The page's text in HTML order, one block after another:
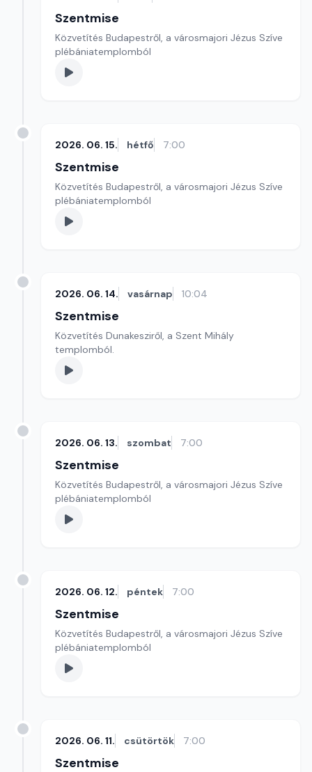
Szentmise
Közvetítés Budapestről, a városmajori Jézus Szíve
plébániatemplomból
2026. 06. 15. hétfő 7:00
Szentmise
Közvetítés Budapestről, a városmajori Jézus Szíve
plébániatemplomból
2026. 06. 14. vasárnap 10:04
Szentmise
Közvetítés Dunakesziről, a Szent Mihály
templomból.
2026. 06. 13. szombat 7:00
Szentmise
Közvetítés Budapestről, a városmajori Jézus Szíve
plébániatemplomból
2026. 06. 12. péntek 7:00
Szentmise
Közvetítés Budapestről, a városmajori Jézus Szíve
plébániatemplomból
2026. 06. 11. csütörtök 7:00
Szentmise